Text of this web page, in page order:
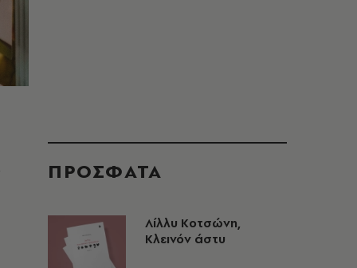
ΠΡΟΣΦΑΤΑ
Λίλλυ Κοτσώνη,
Κλεινόν άστυ